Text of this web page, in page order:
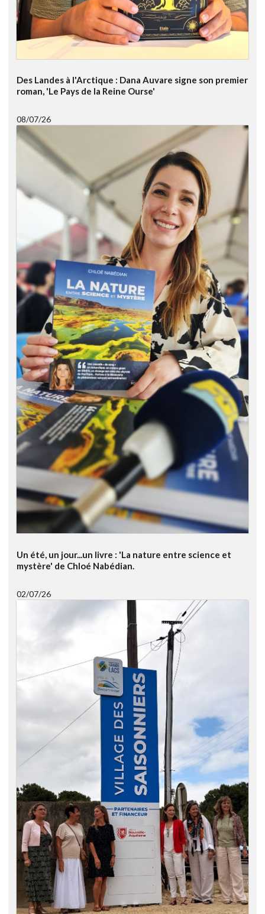
Des Landes à l'Arctique : Dana Auvare signe son premier
roman, 'Le Pays de la Reine Ourse'
08/07/26
Un été, un jour...un livre : 'La nature entre science et
mystère' de Chloé Nabédian.
02/07/26